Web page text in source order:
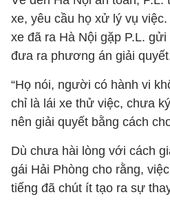
xe, yêu cầu họ xử lý vụ
xe đã ra Hà Nội gặp P.L.
đưa ra phương án giải
“Họ nói, người có hành vi
chỉ là lái xe thử việc, chưa
nên giải quyết bằng cách
Dù chưa hài lòng với cách
gái Hải Phòng cho rằng,
tiếng đã chút ít tạo ra sự